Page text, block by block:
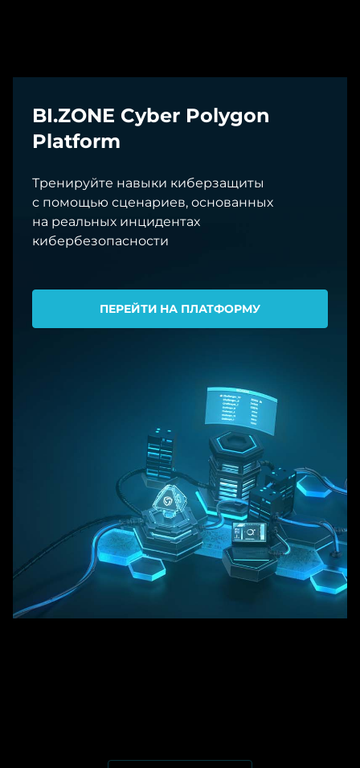
BI.ZONE Cyber Polygon
Platform
Тренируйте навыки киберзащиты
с помощью сценариев, основанных
на реальных инцидентах
кибербезопасности
ПЕРЕЙТИ НА ПЛАТФОРМУ